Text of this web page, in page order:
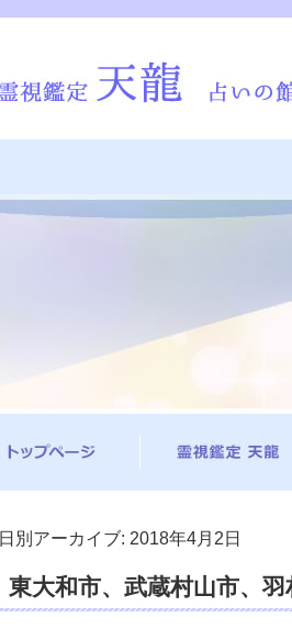
日別アーカイブ: 2018年4月2日
東大和市、武蔵村山市、